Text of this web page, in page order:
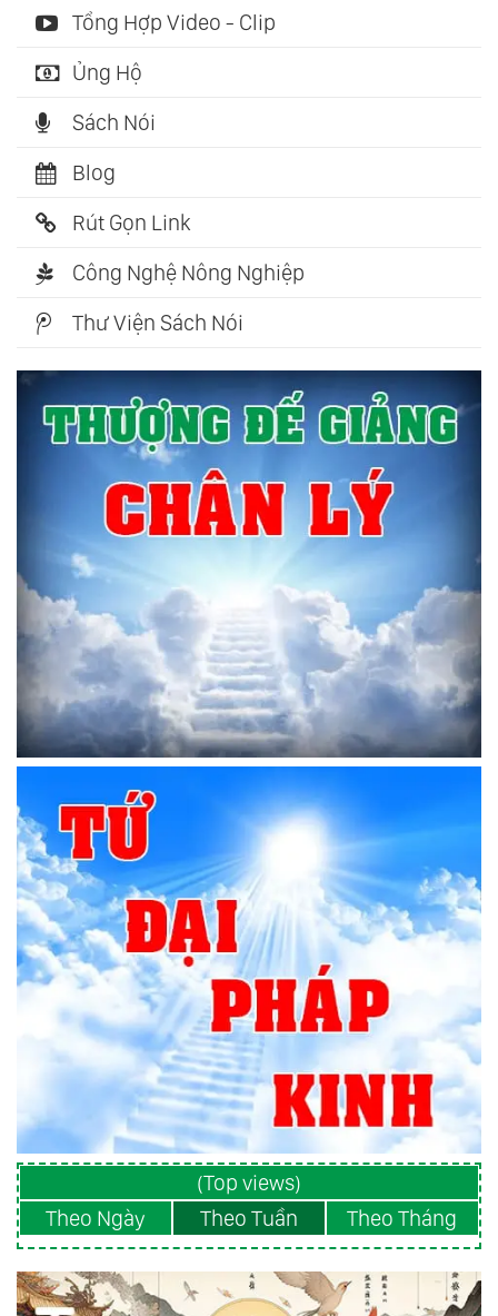
Tổng Hợp Video - Clip
Ủng Hộ
Sách Nói
Blog
Rút Gọn Link
Công Nghệ Nông Nghiệp
Thư Viện Sách Nói
(Top views)
Theo Ngày
Theo Tuần Theo Tháng